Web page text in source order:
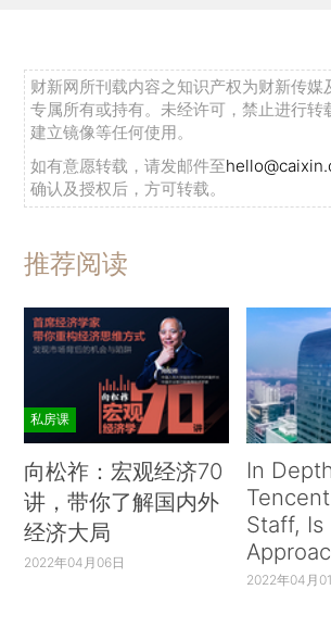
财新网所刊载内容之知识产权为财新传媒
专属所有或持有。未经许可，禁止进行转
建立镜像等任何使用。
如有意愿转载，请发邮件至
确认及授权后，方可转载。
推荐阅读
私房课
向松祚：宏观经济70
讲，带你了解国内外
经济大局
2022年04月06日
In
Staff, Is
2022年04月